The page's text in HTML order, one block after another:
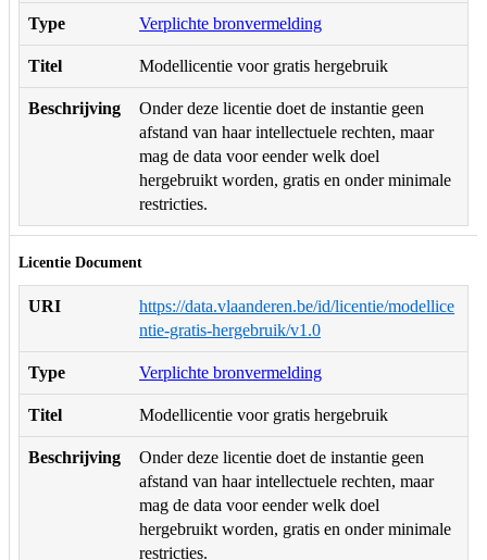
Type Verplichte bronvermelding
Titel Modellicentie voor gratis hergebruik
Beschrijving
Onder deze licentie doet de instantie geen
afstand van haar intellectuele rechten, maar
mag de data voor eender welk doel
hergebruikt worden, gratis en onder minimale
restricties.
Licentie Document
URI
https://data.vlaanderen.be/id/licentie/modellice
ntie-gratis-hergebruik/v1.0
Type Verplichte bronvermelding
Titel Modellicentie voor gratis hergebruik
Beschrijving
Onder deze licentie doet de instantie geen
afstand van haar intellectuele rechten, maar
mag de data voor eender welk doel
hergebruikt worden, gratis en onder minimale
restricties.